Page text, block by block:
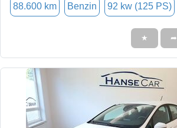
88.600 km Benzin 92 kw (125 PS)
★ ➦